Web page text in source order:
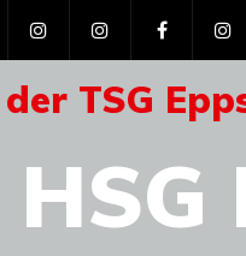
TSG
HSG